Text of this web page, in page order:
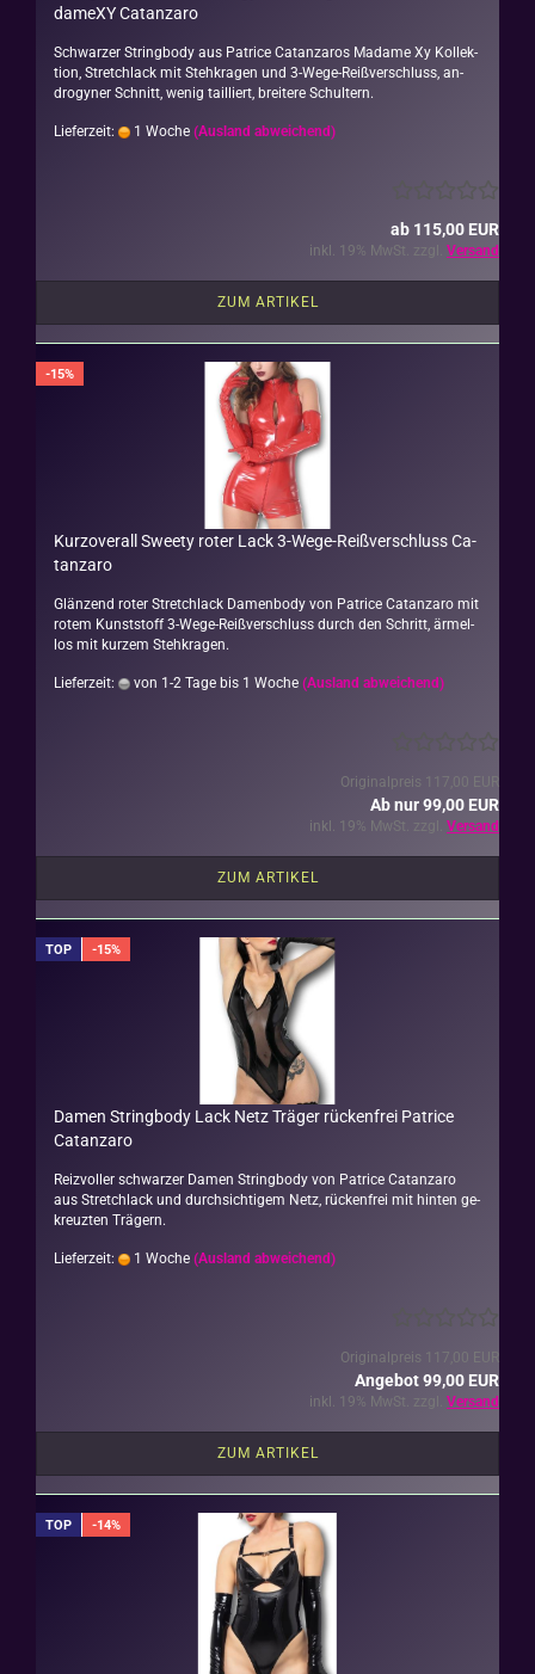
dam­e­XY Ca­t­an­za­ro
Schwar­zer String­bo­dy aus Pa­tri­ce Ca­t­an­za­ros Ma­dame Xy Kol­lek­
ti­on, Stretch­lack mit Steh­kra­gen und 3-​Wege-Reißverschluss, an­
dro­gy­ner Schnitt, wenig tail­liert, brei­te­re Schul­tern.
Lieferzeit: 1 Woche (Ausland abweichend)
ab 115,00 EUR
inkl. 19% MwSt. zzgl. Versand
ZUM ARTIKEL
-15%
Kur­z­over­all Sweety roter Lack 3-​Wege-​Reißverschluss Ca­
t­an­za­ro
Glän­zend roter Stretch­lack Da­men­bo­dy von Pa­tri­ce Ca­t­an­za­ro mit
rotem Kunst­stoff 3-​Wege-Reißverschluss durch den Schritt, är­mel­
los mit kur­zem Steh­kra­gen.
Lieferzeit: von 1-2 Tage bis 1 Woche (Ausland abweichend)
Originalpreis 117,00 EUR
Ab nur 99,00 EUR
inkl. 19% MwSt. zzgl. Versand
ZUM ARTIKEL
TOP -15%
Damen String­bo­dy Lack Netz Trä­ger rü­cken­frei Pa­tri­ce
Ca­t­an­za­ro
Reiz­vol­ler schwar­zer Damen String­bo­dy von Pa­tri­ce Ca­t­an­za­ro
aus Stretch­lack und durch­sich­ti­gem Netz, rü­cken­frei mit hin­ten ge­
kreuz­ten Trä­gern.
Lieferzeit: 1 Woche (Ausland abweichend)
Originalpreis 117,00 EUR
Angebot 99,00 EUR
inkl. 19% MwSt. zzgl. Versand
ZUM ARTIKEL
TOP -14%